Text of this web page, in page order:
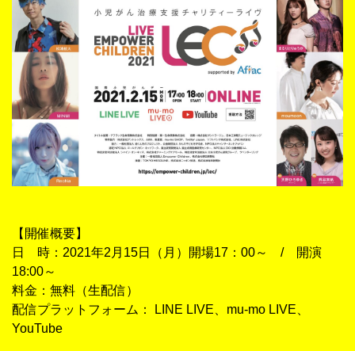
【開催概要】
日　時：2021年2月15日（月）開場17：00～　/　開演
18:00～
料金：無料（生配信）
配信プラットフォーム： LINE LIVE、mu-mo LIVE、
YouTube